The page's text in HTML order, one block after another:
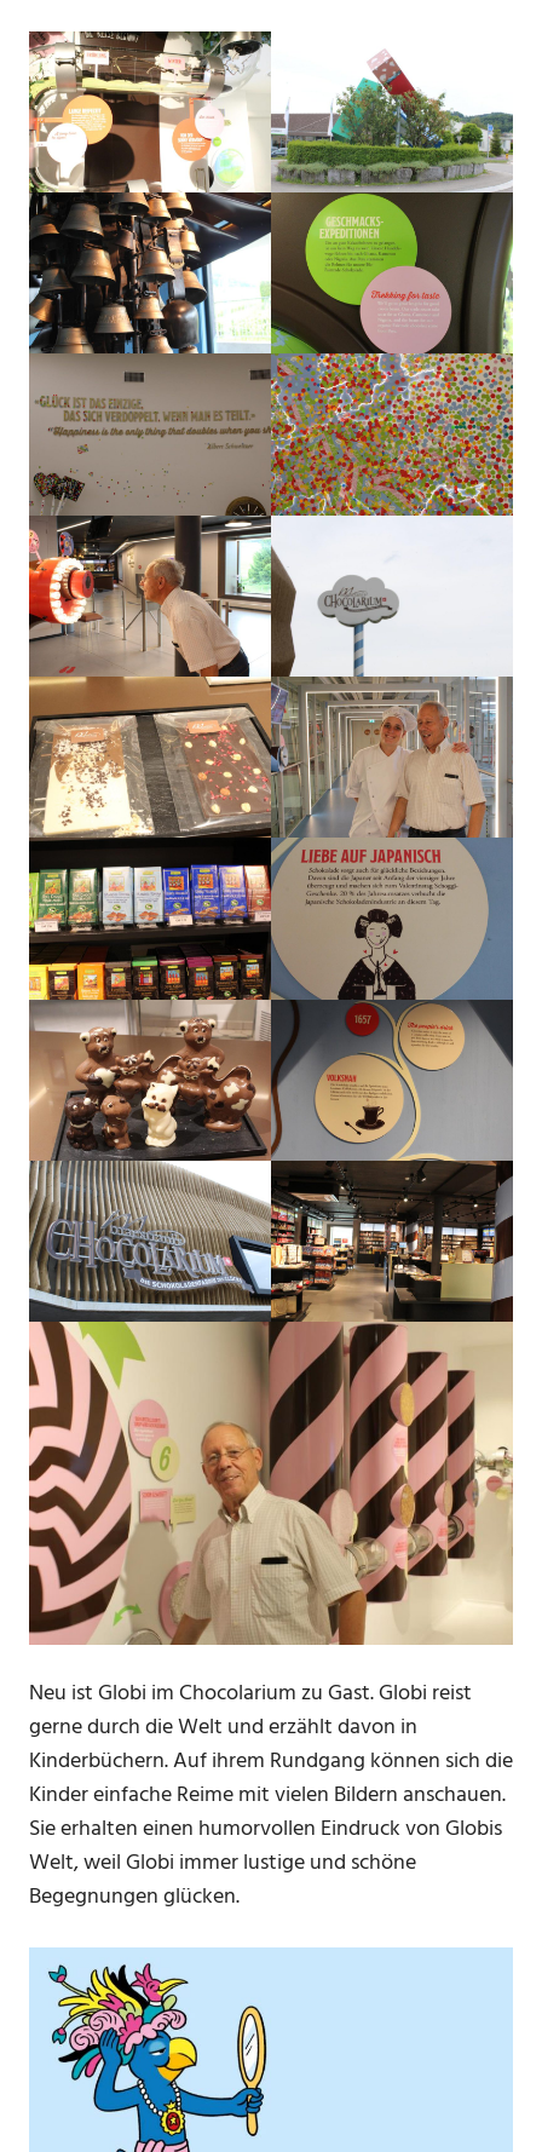
Neu ist Globi im Chocolarium zu Gast. Globi reist
gerne durch die Welt und erzählt davon in
Kinderbüchern. Auf ihrem Rundgang können sich die
Kinder einfache Reime mit vielen Bildern anschauen.
Sie erhalten einen humorvollen Eindruck von Globis
Welt, weil Globi immer lustige und schöne
Begegnungen glücken.